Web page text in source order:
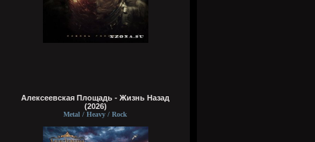
Алексеевская Площадь - Жизнь Назад
(2026)
Metal / Heavy / Rock